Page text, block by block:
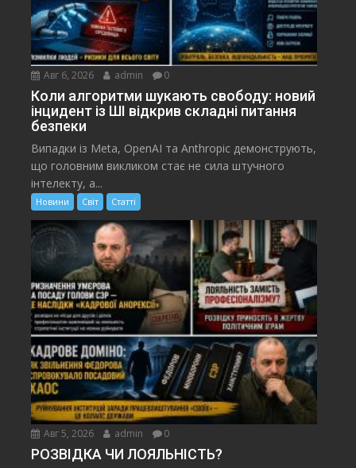
Авг 6, 2026 admin 0
Коли алгоритми шукають свободу: новий
інцидент із ШІ відкрив складні питання
безпеки
Випадки із Meta, OpenAI та Anthropic демонструють,
що головним викликом стає не сила штучного
інтелекту, а...
Новини Світ Статті
Авг 5, 2026 admin 0
РОЗВІДКА ЧИ ЛОЯЛЬНІСТЬ?